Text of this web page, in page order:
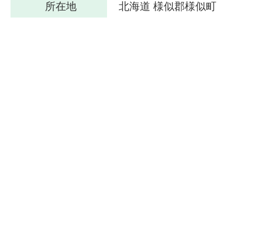
所在地 北海道 様似郡様似町